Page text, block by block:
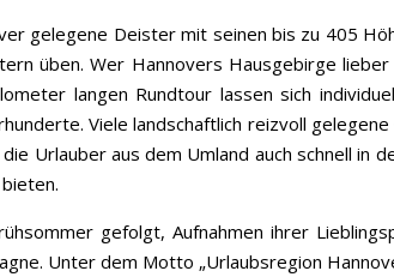
gelegene Deister mit seinen bis zu 405
üben. Wer Hannovers Hausgebirge
langen Rundtour lassen sich
Viele landschaftlich reizvoll
Urlauber aus dem Umland auch schnell
gefolgt, Aufnahmen ihrer
Unter dem Motto „Urlaubsregion